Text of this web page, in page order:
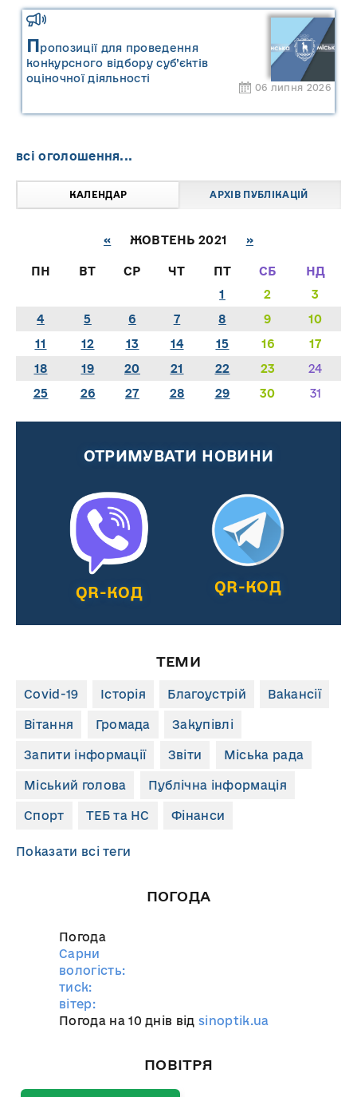
Пропозиції для проведення
конкурсного відбору суб’єктів
оціночної діяльності
06 липня 2026
всі оголошення...
КАЛЕНДАР АРХІВ ПУБЛІКАЦІЙ
« ЖОВТЕНЬ 2021 »
ПН ВТ СР ЧТ ПТ СБ
НД
1
2
3
4
5 6 7 8 9
10
11
12 13 14 15 16
17
18
19 20 21 22 23
24
25
26 27 28 29 30 31
ОТРИМУВАТИ НОВИНИ
QR-КОД QR-КОД
ТЕМИ
Covid-19 Історія Благоустрій Вакансії
Вітання Громада Закупівлі
Запити інформації Звіти Міська рада
Міський голова Публічна інформація
Спорт ТЕБ та НС Фінанси
Показати всі теги
ПОГОДА
Погода
Сарни
вологість:
тиск:
вітер:
Погода на 10 днів відsinoptik.ua
ПОВІТРЯ